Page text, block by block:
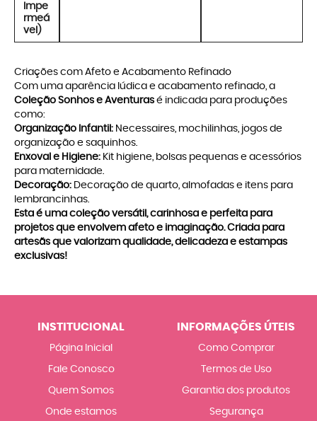
Impe
rmeá
vel)
Criações com Afeto e Acabamento Refinado
Com uma aparência lúdica e acabamento refinado, a
Coleção Sonhos e Aventuras é indicada para produções
como:
Organização Infantil: Necessaires, mochilinhas, jogos de
organização e saquinhos.
Enxoval e Higiene: Kit higiene, bolsas pequenas e acessórios
para maternidade.
Decoração: Decoração de quarto, almofadas e itens para
lembrancinhas.
Esta é uma coleção versátil, carinhosa e perfeita para
projetos que envolvem afeto e imaginação. Criada para
artesãs que valorizam qualidade, delicadeza e estampas
exclusivas!
INSTITUCIONAL
Página Inicial
Fale Conosco
Quem Somos
Onde estamos
INFORMAÇÕES ÚTEIS
Como Comprar
Termos de Uso
Garantia dos produtos
Segurança